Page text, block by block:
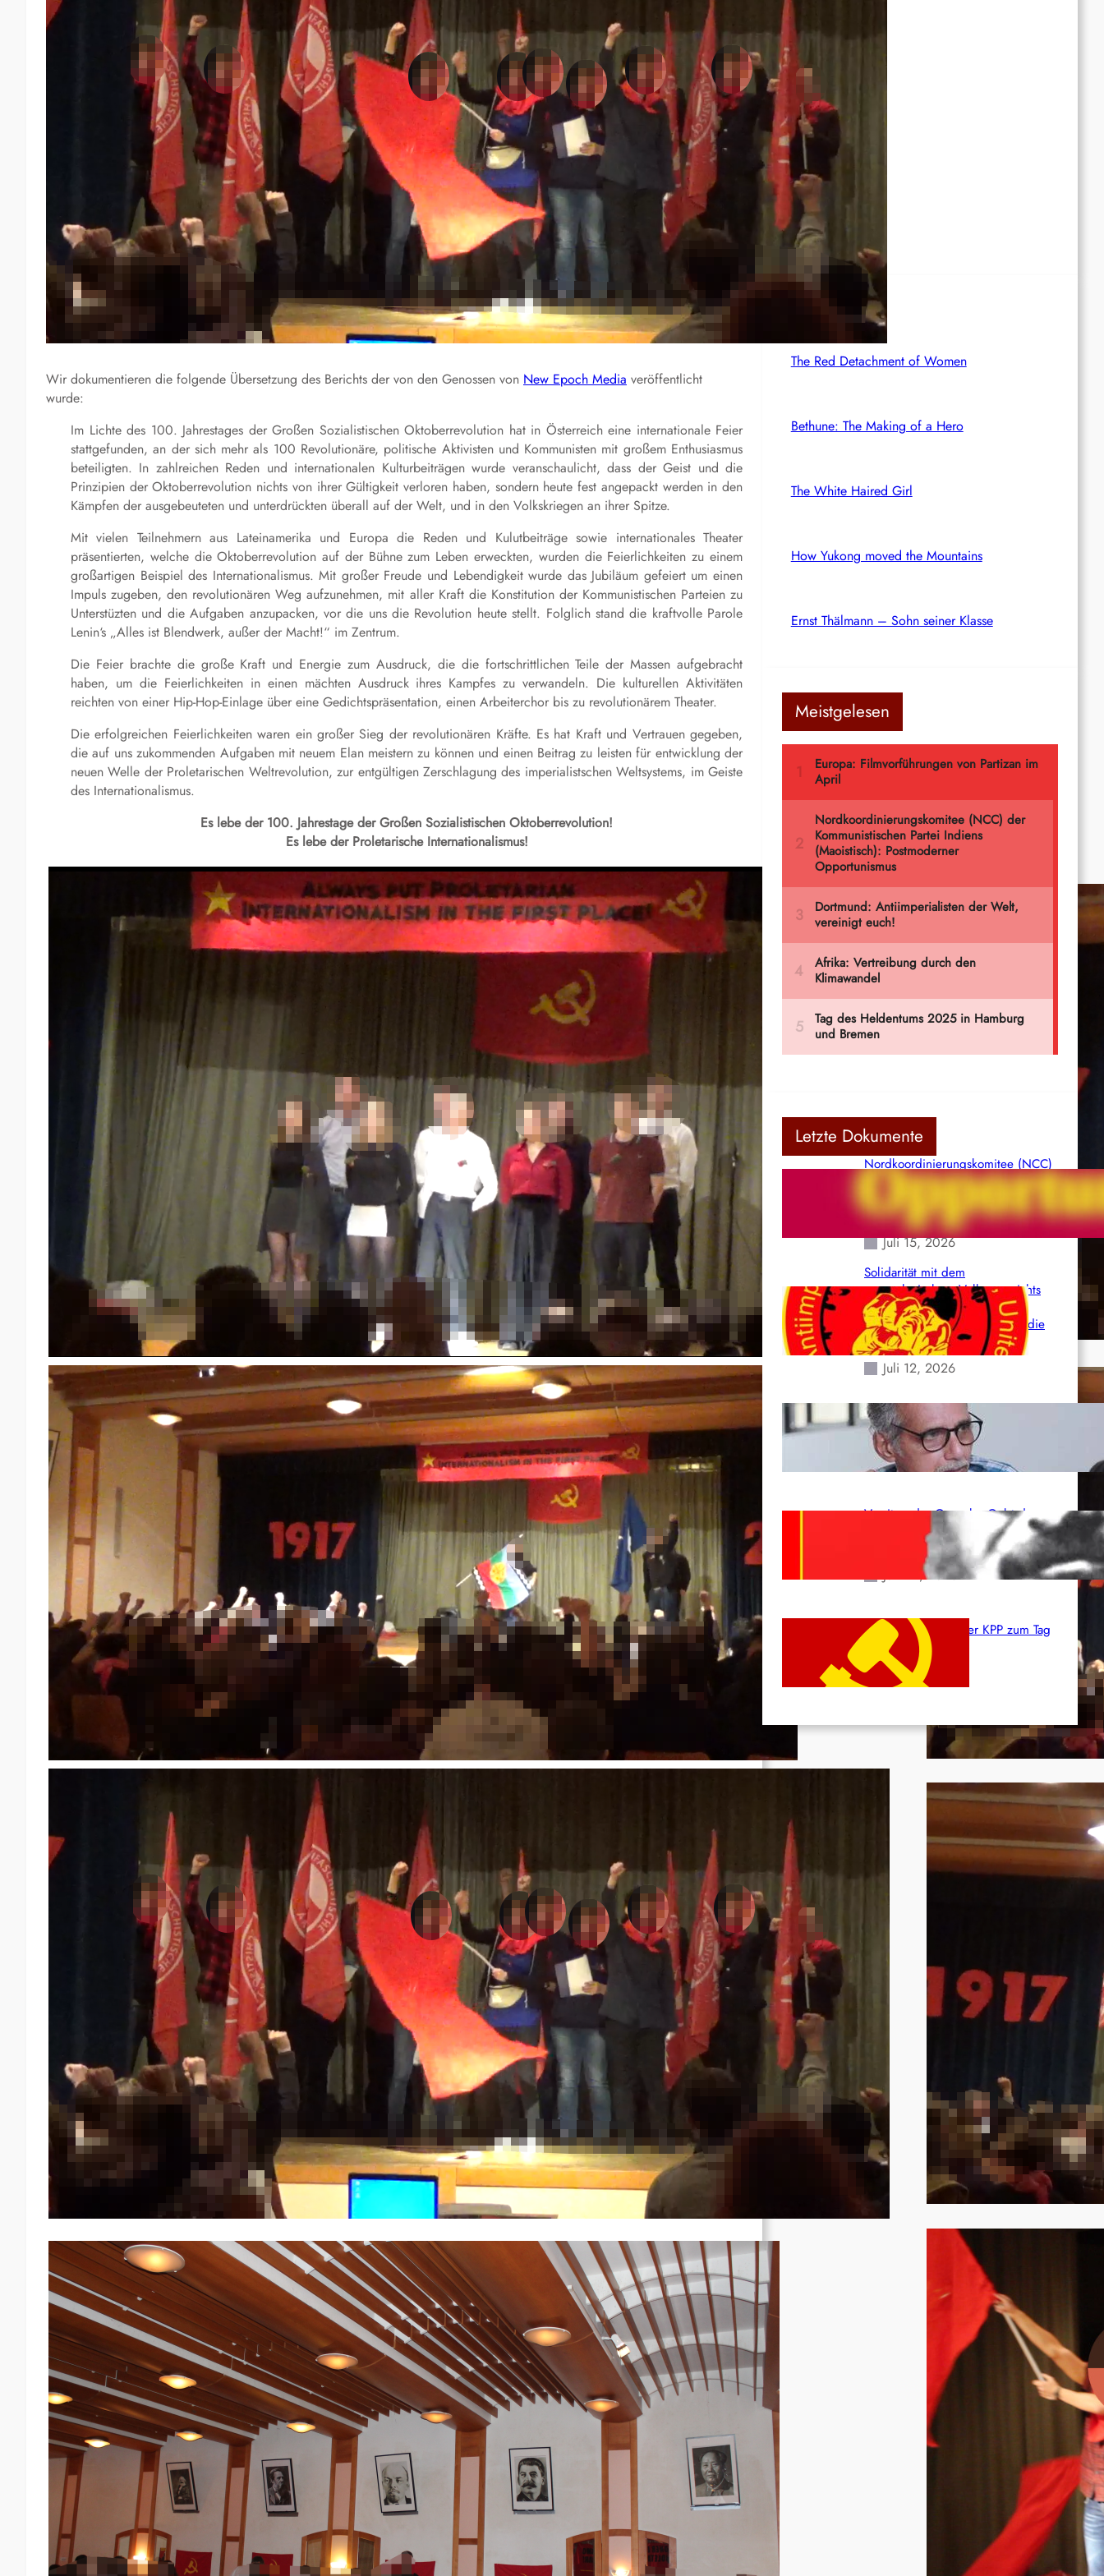
Wir dokumentieren die folgende Übersetzung des Berichts der von den Genossen von New Epoch Media veröffentlicht
wurde:
Im Lichte des 100. Jahrestages der Großen Sozialistischen Oktoberrevolution hat in Österreich eine internationale Feier
stattgefunden, an der sich mehr als 100 Revolutionäre, politische Aktivisten und Kommunisten mit großem Enthusiasmus
beteiligten. In zahlreichen Reden und internationalen Kulturbeiträgen wurde veranschaulicht, dass der Geist und die
Prinzipien der Oktoberrevolution nichts von ihrer Gültigkeit verloren haben, sondern heute fest angepackt werden in den
Kämpfen der ausgebeuteten und unterdrückten überall auf der Welt, und in den Volkskriegen an ihrer Spitze.
Mit vielen Teilnehmern aus Lateinamerika und Europa die Reden und Kulutbeiträge sowie internationales Theater
präsentierten, welche die Oktoberrevolution auf der Bühne zum Leben erweckten, wurden die Feierlichkeiten zu einem
großartigen Beispiel des Internationalismus. Mit großer Freude und Lebendigkeit wurde das Jubiläum gefeiert um einen
Impuls zugeben, den revolutionären Weg aufzunehmen, mit aller Kraft die Konstitution der Kommunistischen Parteien zu
Unterstüzten und die Aufgaben anzupacken, vor die uns die Revolution heute stellt. Folglich stand die kraftvolle Parole
Lenin‘s „Alles ist Blendwerk, außer der Macht!“ im Zentrum.
Die Feier brachte die große Kraft und Energie zum Ausdruck, die die fortschrittlichen Teile der Massen aufgebracht
haben, um die Feierlichkeiten in einen mächten Ausdruck ihres Kampfes zu verwandeln. Die kulturellen Aktivitäten
reichten von einer Hip-Hop-Einlage über eine Gedichtspräsentation, einen Arbeiterchor bis zu revolutionärem Theater.
Die erfolgreichen Feierlichkeiten waren ein großer Sieg der revolutionären Kräfte. Es hat Kraft und Vertrauen gegeben,
die auf uns zukommenden Aufgaben mit neuem Elan meistern zu können und einen Beitrag zu leisten für entwicklung der
neuen Welle der Proletarischen Weltrevolution, zur entgültigen Zerschlagung des imperialistschen Weltsystems, im Geiste
des Internationalismus.
Es lebe der 100. Jahrestage der Großen Sozialistischen Oktoberrevolution!
Es lebe der Proletarische Internationalismus!
Rote Post #95
Rote Post #94
Rote Post #93
Rote Post #92
Rotdenker
The Red Detachment of Women
Bethune: The Making of a Hero
The White Haired Girl
How Yukong moved the Mountains
Ernst Thälmann – Sohn seiner Klasse
Meistgelesen
Letzte Dokumente
Nordkoordinierungskomitee (NCC)
der Kommunistischen Partei Indiens
(Maoistisch): Postmoderner
Opportunismus
Juli 15, 2026
Solidarität mit dem
venezolanischem Volk angesichts
der verlorenen Leben und der
katastrophalen Situation durch die
Erdbeben des 24. Juni!
Juli 12, 2026
Indien: „Die Politik der
Kapitulation“ von K. Murali (Ajith)
Juli 1, 2026
Vorsitzender Gonzalo: Gebt das
Leben für die Partei und die
Juni 19, 2026
Beschluss des ZK der KPP zum Tag
des Heldentums
Juni 19, 2026